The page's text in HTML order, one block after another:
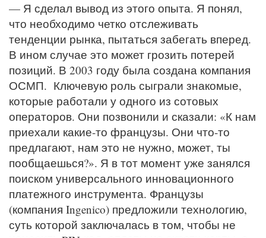
— Я сделал вывод из этого опыта. Я понял,
что необходимо четко отслеживать
тенденции рынка, пытаться забегать вперед.
В ином случае это может грозить потерей
позиций. В 2003 году была создана компания
ОСМП. Ключевую роль сыграли знакомые,
которые работали у одного из сотовых
операторов. Они позвонили и сказали: «К нам
приехали какие-то французы. Они что-то
предлагают, нам это не нужно, может, ты
пообщаешься?». Я в тот момент уже занялся
поиском универсального инновационного
платежного инструмента. Французы
(компания Ingenico) предложили технологию,
суть которой заключалась в том, чтобы не